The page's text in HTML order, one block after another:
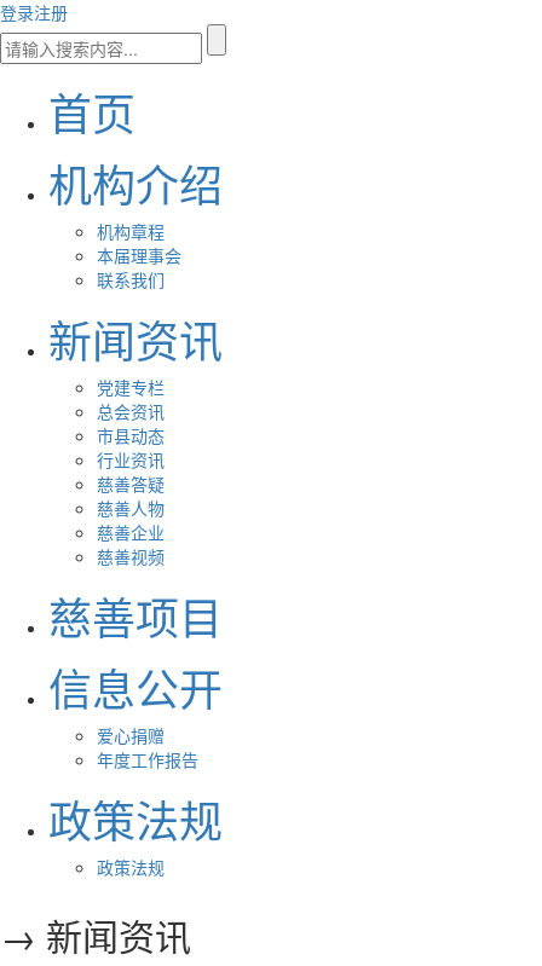
登录注册
首页
机构介绍
机构章程
本届理事会
联系我们
新闻资讯
党建专栏
总会资讯
市县动态
行业资讯
慈善答疑
慈善人物
慈善企业
慈善视频
慈善项目
信息公开
爱心捐赠
年度工作报告
政策法规
政策法规
→ 新闻资讯